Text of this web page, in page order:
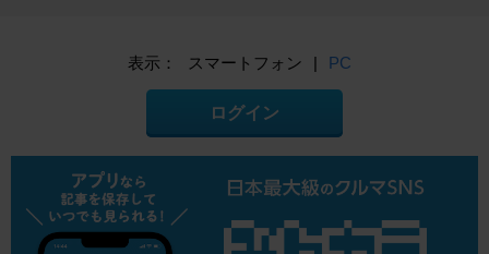
表示： スマートフォン | PC
ログイン